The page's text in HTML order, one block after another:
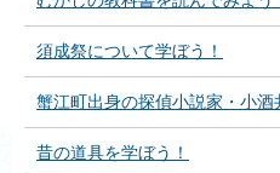
須成祭について学ぼう！
蟹江町出身の探偵小説家・小酒
昔の道具を学ぼう！